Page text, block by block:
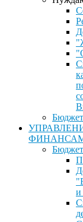
Бюджет
и